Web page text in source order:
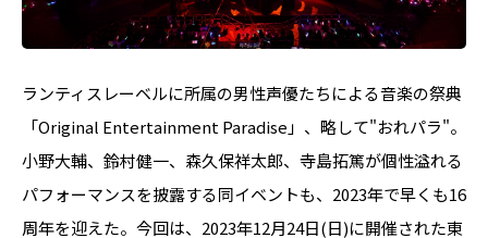
ランティスレーベルに所属の男性声優たちによる音楽の祭典
「Original Entertainment Paradise」、略して"おれパラ"。
小野大輔、鈴村健一、森久保祥太郎、寺島拓篤が個性溢れる
パフォーマンスを披露する同イベントも、2023年で早くも16
周年を迎えた。今回は、2023年12月24日(日)に開催された東